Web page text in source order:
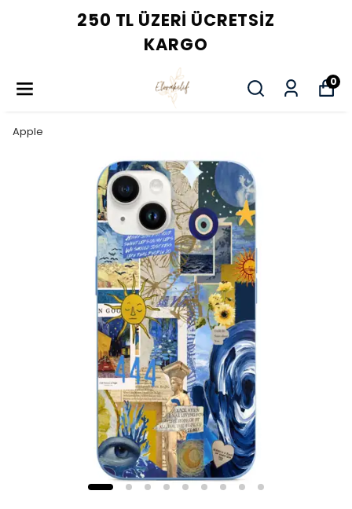
250 TL ÜZERI ÜCRETSIZ
KARGO
0
Apple